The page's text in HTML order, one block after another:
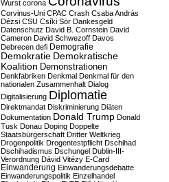
Wurst corona
Corvinus-Uni CPAC Crash Csaba András
Dézsi CSU Csíki Sör Dankesgeld
Datenschutz David B. Cornstein David
Cameron David Schwezoff Davos
Debrecen defi Demografie
Demokratie Demokratische
Koalition Demonstrationen
Denkfabriken Denkmal Denkmal für den
nationalen Zusammenhalt Dialog
Digitalisierung Diplomatie
Direktmandat Diskriminierung Diäten
Dokumentation Donald Trump Donald
Tusk Donau Doping Doppelte
Staatsbürgerschaft Dritter Weltkrieg
Drogenpolitik Drogentestpflicht Dschihad
Dschihadismus Dschungel Dublin-III-
Verordnung Dávid Vitézy E-Card
Einwanderung Einwanderungsdebatte
Einwanderungspolitik Einzelhandel